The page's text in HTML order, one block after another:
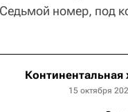
Седьмой номер, под
Континентальная
15 октября